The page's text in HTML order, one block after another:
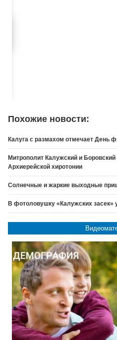
Похожие новости:
Калуга с размахом отмечает День
Митрополит Калужский и
Архиерейской хиротонии
Солнечные и жаркие выходные
В фотоловушку «Калужских